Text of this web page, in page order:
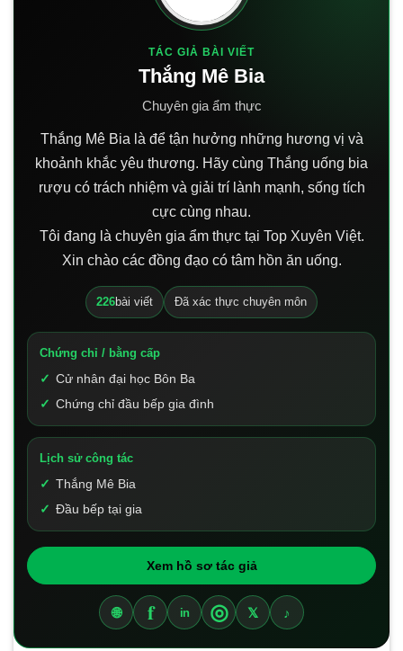
TÁC GIẢ BÀI VIẾT
Thắng Mê Bia
Chuyên gia ẩm thực
Thắng Mê Bia là để tận hưởng những hương vị và
khoảnh khắc yêu thương. Hãy cùng Thắng uống bia
rượu có trách nhiệm và giải trí lành mạnh, sống tích
cực cùng nhau.
Tôi đang là chuyên gia ẩm thực tại Top Xuyên Việt.
Xin chào các đồng đạo có tâm hồn ăn uống.
226bài viết Đã xác thực chuyên môn
Chứng chỉ / bằng cấp
Cử nhân đại học Bôn Ba
Chứng chỉ đầu bếp gia đình
Lịch sử công tác
Thắng Mê Bia
Đầu bếp tại gia
Xem hồ sơ tác giả
🌐 f in ◎ 𝕏 ♪